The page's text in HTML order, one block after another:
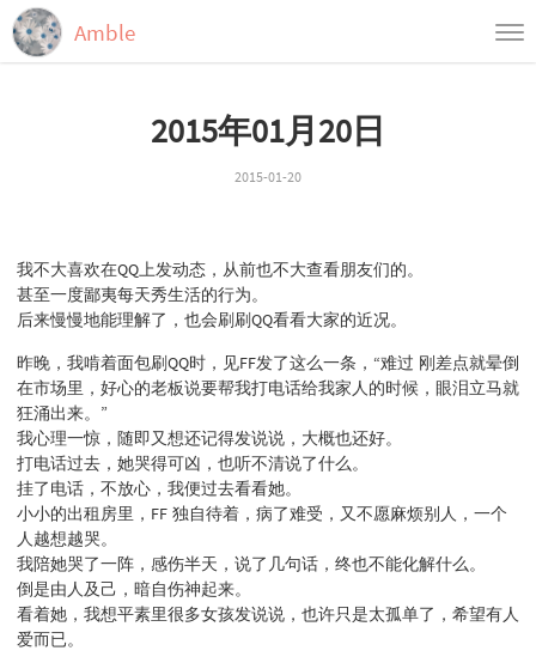
Amble
归档
标签
2015年01月20日
2015-01-20
我不大喜欢在QQ上发动态，从前也不大查看朋友们的。
甚至一度鄙夷每天秀生活的行为。
后来慢慢地能理解了，也会刷刷QQ看看大家的近况。
昨晚，我啃着面包刷QQ时，见FF发了这么一条，“难过 刚差点就晕倒
在市场里，好心的老板说要帮我打电话给我家人的时候，眼泪立马就
狂涌出来。”
我心理一惊，随即又想还记得发说说，大概也还好。
打电话过去，她哭得可凶，也听不清说了什么。
挂了电话，不放心，我便过去看看她。
小小的出租房里，FF 独自待着，病了难受，又不愿麻烦别人，一个
人越想越哭。
我陪她哭了一阵，感伤半天，说了几句话，终也不能化解什么。
倒是由人及己，暗自伤神起来。
看着她，我想平素里很多女孩发说说，也许只是太孤单了，希望有人
爱而已。